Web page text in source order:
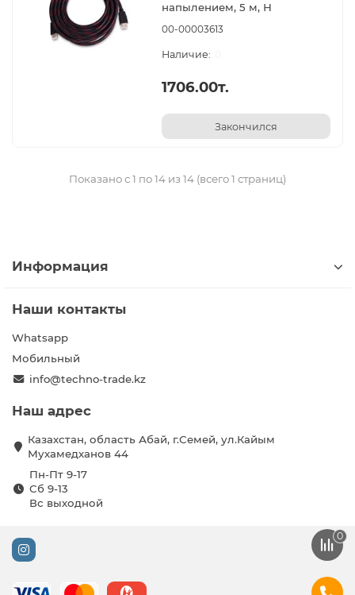
напылением, 5 м, Н
00-00003613
1706.00т.
Закончился
Показано с 1 по 14 из 14 (всего 1 страниц)
Информация
Наши контакты
Whatsapp
Мобильный
info@techno-trade.kz
Наш адрес
Казахстан, область Абай, г.Семей, ул.Кайым
Мухамедханов 44
Пн-Пт 9-17
Сб 9-13
Вс выходной
0